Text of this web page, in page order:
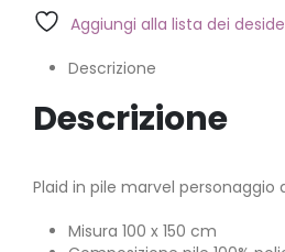
Aggiungi alla lista dei
Descrizione
Descrizione
Plaid in pile marvel personaggio
Misura 100 x 150 cm